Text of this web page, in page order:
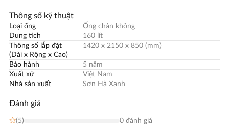
Thông số kỹ thuật
Loại ống
Ống chân không
Dung tích
160 lít
Thông số lắp đặt
(Dài x Rộng x Cao)
1420 x 2150 x 850 (mm)
Bảo hành
5 năm
Xuất xứ
Việt Nam
Nhà sản xuất
Sơn Hà Xanh
Đánh giá
(5) 0 đánh giá